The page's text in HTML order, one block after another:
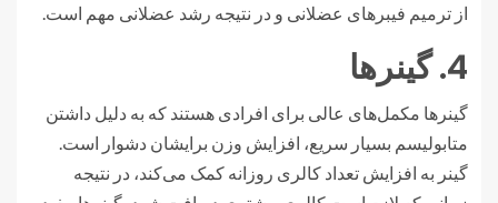
از ترمیم فیبرهای عضلانی و در نتیجه رشد عضلانی مهم است.
4. گینرها
گینرها مکمل‌های عالی برای افرادی هستند که به دلیل داشتن
متابولیسم بسیار سریع، افزایش وزن برایشان دشوار است.
گینر به افزایش تعداد کالری روزانه کمک می‌کند، در نتیجه